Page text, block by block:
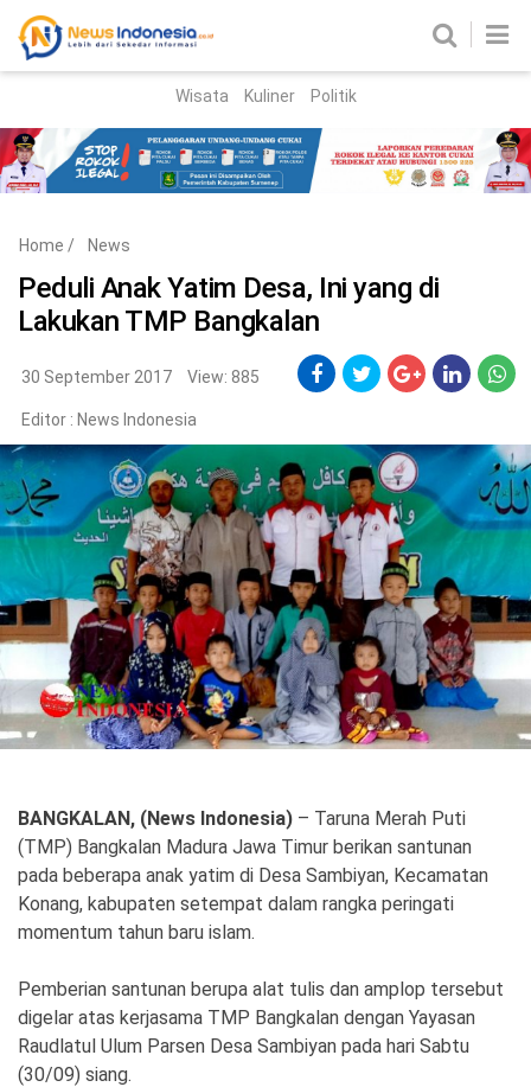
Parlemen
News Madura
Nasional
Peristiwa
Hukum Kriminal
Politik
Gaya Hidup
Kesehatan Kuliner
Otomotif
Iptek
Teknologi
SosBud
Wisata
Ekonomi
Wisata Kuliner Politik
Home / News
Peduli Anak Yatim Desa, Ini yang di
Lakukan TMP Bangkalan
30 September 2017 View: 885
Editor : News Indonesia
BANGKALAN, (News Indonesia) – Taruna Merah Puti
(TMP) Bangkalan Madura Jawa Timur berikan santunan
pada beberapa anak yatim di Desa Sambiyan, Kecamatan
Konang, kabupaten setempat dalam rangka peringati
momentum tahun baru islam.
Pemberian santunan berupa alat tulis dan amplop tersebut
digelar atas kerjasama TMP Bangkalan dengan Yayasan
Raudlatul Ulum Parsen Desa Sambiyan pada hari Sabtu
(30/09) siang.